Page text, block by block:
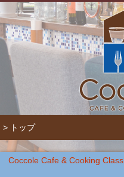
> トップ
Coccole Cafe & Cooking Class